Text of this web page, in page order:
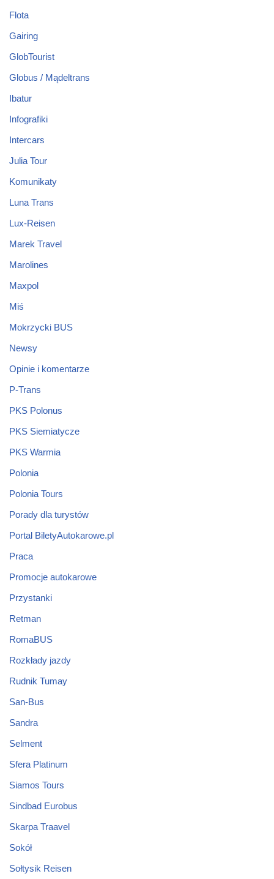
Flota
Gairing
GlobTourist
Globus / Mądeltrans
Ibatur
Infografiki
Intercars
Julia Tour
Komunikaty
Luna Trans
Lux-Reisen
Marek Travel
Marolines
Maxpol
Miś
Mokrzycki BUS
Newsy
Opinie i komentarze
P-Trans
PKS Polonus
PKS Siemiatycze
PKS Warmia
Polonia
Polonia Tours
Porady dla turystów
Portal BiletyAutokarowe.pl
Praca
Promocje autokarowe
Przystanki
Retman
RomaBUS
Rozkłady jazdy
Rudnik Tumay
San-Bus
Sandra
Selment
Sfera Platinum
Siamos Tours
Sindbad Eurobus
Skarpa Traavel
Sokół
Sołtysik Reisen